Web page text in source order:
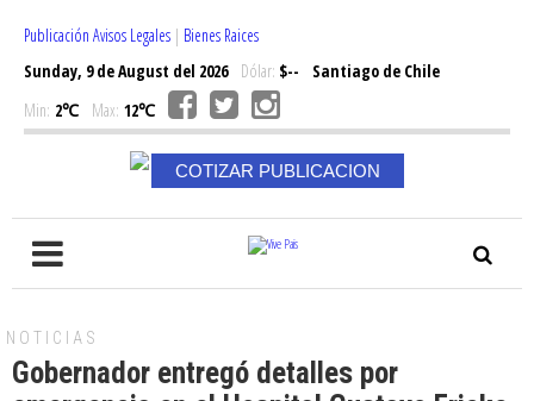
Publicación Avisos Legales | Bienes Raices
Sunday, 9 de August del 2026Dólar: $--
Santiago de Chile
Min: 2℃ Max: 12℃
COTIZAR PUBLICACION
NOTICIAS
Gobernador entregó detalles por